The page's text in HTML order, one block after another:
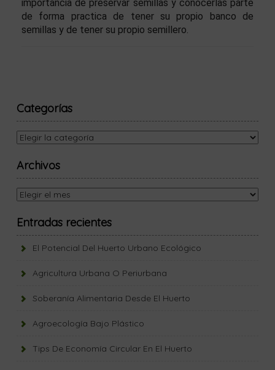
importancia de preservar semillas y conocerlas parte
de forma practica de tener su propio banco de
semillas y de tener su propio semillero.
Categorías
Categorías
Archivos
Archivos
Entradas recientes
El Potencial Del Huerto Urbano Ecológico
Agricultura Urbana O Periurbana
Soberanía Alimentaria Desde El Huerto
Agroecología Bajo Plástico
Tips De Economía Circular En El Huerto